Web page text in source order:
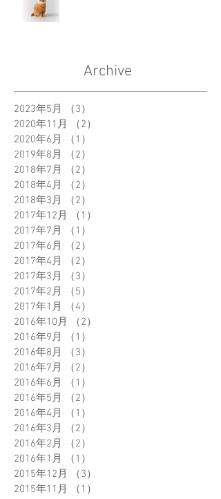
Archive
2023年5月 （3）
2020年11月
（2）
2020年6月
（1）
2019年8月
（2）
2018年7月
（2）
2018年4月
（2）
2018年3月
（2）
2017年12月
（1）
2017年7月
（1）
2017年6月
（2）
2017年4月
（2）
2017年3月
（3）
2017年2月
（5）
2017年1月
（4）
2016年10月
（2）
2016年9月
（1）
2016年8月
（3）
2016年7月
（2）
2016年6月
（1）
2016年5月
（2）
2016年4月
（1）
2016年3月
（2）
2016年2月
（2）
2016年1月
（1）
2015年12月
（3）
2015年11月
（1）